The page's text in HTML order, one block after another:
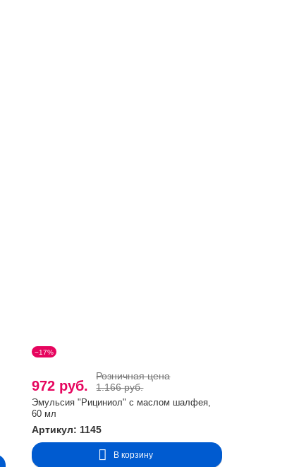
−17%
972 руб.
Розничная цена
1.166 руб.
Эмульсия "Рициниол" с маслом шалфея,
60 мл
Артикул: 1145
В корзину